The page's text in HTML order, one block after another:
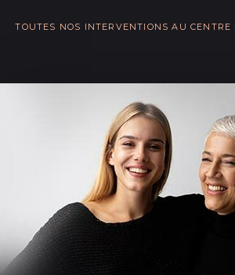
TOUTES NOS INTERVENTIONS AU CENTRE